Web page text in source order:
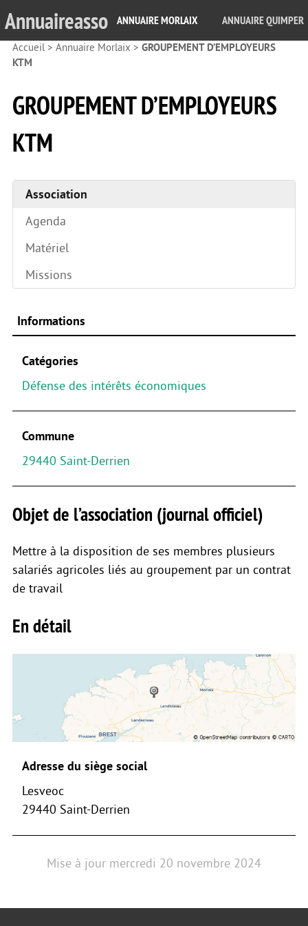
Annuaireasso ANNUAIRE MORLAIX ANNUAIRE QUIMPER
Accueil> Annuaire Morlaix > GROUPEMENT D’EMPLOYEURS
KTM
GROUPEMENT D’EMPLOYEURS
KTM
Association
Agenda
Matériel
Missions
Informations
Catégories
Défense des intérêts économiques
Commune
29440 Saint-Derrien
Objet de l’association (journal officiel)
Mettre à la disposition de ses membres plusieurs
salariés agricoles liés au groupement par un contrat
de travail
En détail
Adresse du siège social
Lesveoc
29440 Saint-Derrien
Mise à jour mercredi 20 novembre 2024